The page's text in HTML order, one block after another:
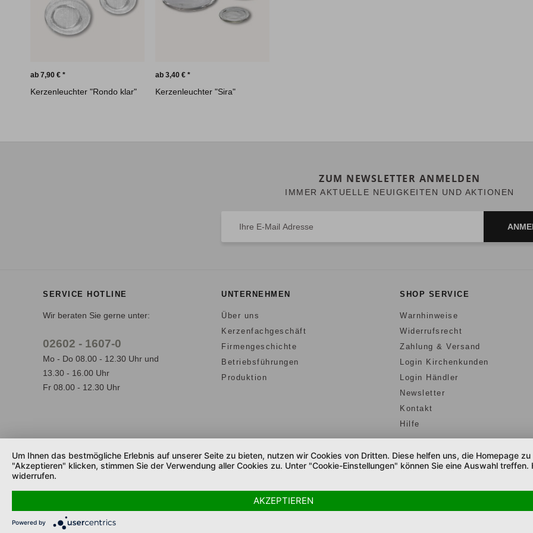
ab 7,90 € *
Kerzenleuchter "Rondo klar"
ab 3,40 € *
Kerzenleuchter "Sira"
ZUM NEWSLETTER ANMELDEN
IMMER AKTUELLE NEUIGKEITEN UND AKTIONEN
SERVICE HOTLINE
Wir beraten Sie gerne unter:
02602 - 1607-0
Mo - Do 08.00 - 12.30 Uhr und
13.30 - 16.00 Uhr
Fr 08.00 - 12.30 Uhr
UNTERNEHMEN
Über uns
Kerzenfachgeschäft
Firmengeschichte
Betriebsführungen
Produktion
SHOP SERVICE
Warnhinweise
Widerrufsrecht
Zahlung & Versand
Login Kirchenkunden
Login Händler
Newsletter
Kontakt
Hilfe
Um Ihnen das bestmögliche Erlebnis auf unserer Seite zu bieten, nutzen wir Cookies von Dritten. Diese helfen uns, die Homepage
"Akzeptieren" klicken, stimmen Sie der Verwendung aller Cookies zu. Unter "Cookie-Einstellungen" können Sie eine Auswahl
widerrufen.
AKZEPTIEREN
Powered by